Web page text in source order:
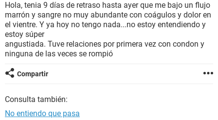
BIENESTAR
SEXUALIDAD
GLOSARIO
Hola, tenia 9 días de retraso hasta ayer que me bajo un flujo
marrón y sangre no muy abundante con coágulos y dolor en
el vientre. Y ya hoy no tengo nada...no estoy entendiendo y
estoy súper
angustiada. Tuve relaciones por primera vez con condon y
ninguna de las veces se rompió
Compartir
Consulta también:
No entiendo que pasa